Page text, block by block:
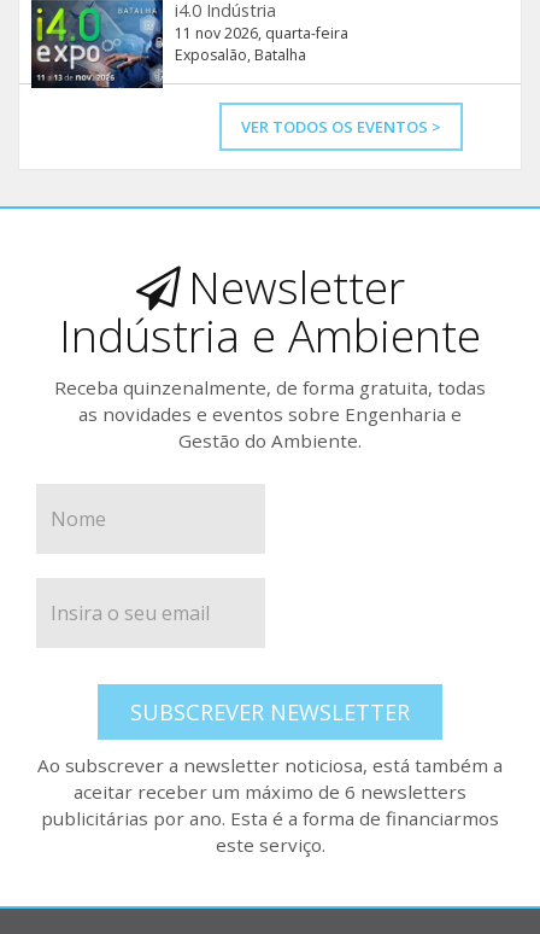
i4.0 Indústria
11 nov 2026, quarta-feira
Exposalão, Batalha
VER TODOS OS EVENTOS >
Newsletter
Indústria e Ambiente
Receba quinzenalmente, de forma gratuita, todas
as novidades e eventos sobre Engenharia e
Gestão do Ambiente.
SUBSCREVER NEWSLETTER
Ao subscrever a newsletter noticiosa, está também a
aceitar receber um máximo de 6 newsletters
publicitárias por ano. Esta é a forma de financiarmos
este serviço.